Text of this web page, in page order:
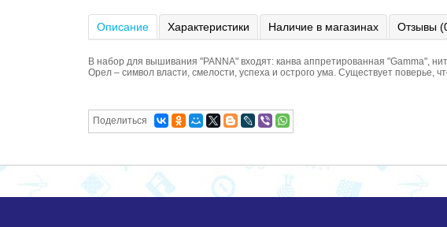
Описание Характеристики Наличие в магазинах Отзывы
В набор для вышивания "PANNA" входят: канва аппретированная "Gamma",
Орел – символ власти, смелости, успеха и острого ума. Существует поверье,
Поделиться